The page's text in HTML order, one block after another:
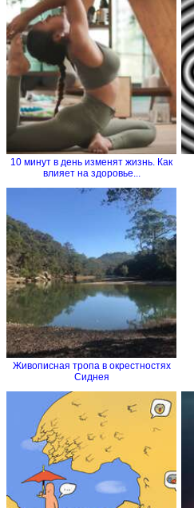
10 минут в день изменят жизнь. Как
влияет на здоровье...
Живописная тропа в окрестностях
Сиднея